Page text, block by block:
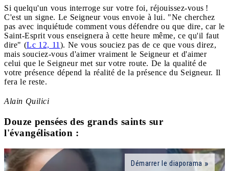
Si quelqu'un vous interroge sur votre foi, réjouissez-vous !
C'est un signe. Le Seigneur vous envoie à lui. "Ne cherchez
pas avec inquiétude comment vous défendre ou que dire, car le
Saint-Esprit vous enseignera à cette heure même, ce qu'il faut
dire" (Lc 12, 11 ). Ne vous souciez pas de ce que vous direz,
mais souciez-vous d'aimer vraiment le Seigneur et d'aimer
celui que le Seigneur met sur votre route. De la qualité de
votre présence dépend la réalité de la présence du Seigneur. Il
fera le reste.
Alain Quilici
Douze pensées des grands saints sur
l'évangélisation :
Démarrer le diaporama